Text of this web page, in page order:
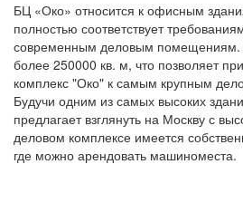
БЦ «Око» относится к офисным
полностью соответствует
современным деловым помещениям.
более 250000 кв. м, что позволяет
комплекс "Око" к самым крупным
Будучи одним из самых высоких
предлагает взглянуть на Москву с
деловом комплексе имеется
где можно арендовать машиноместа.